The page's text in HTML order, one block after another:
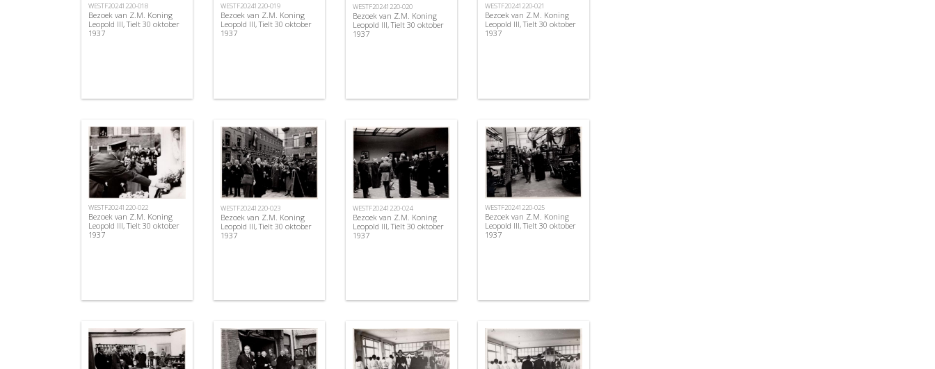
WESTF20241220-018
Bezoek van Z.M. Koning
Leopold III, Tielt 30 oktober
1937
WESTF20241220-019
Bezoek van Z.M. Koning
Leopold III, Tielt 30 oktober
1937
WESTF20241220-020
Bezoek van Z.M. Koning
Leopold III, Tielt 30 oktober
1937
WESTF20241220-021
Bezoek van Z.M. Koning
Leopold III, Tielt 30 oktober
1937
WESTF20241220-022
Bezoek van Z.M. Koning
Leopold III, Tielt 30 oktober
1937
WESTF20241220-023
Bezoek van Z.M. Koning
Leopold III, Tielt 30 oktober
1937
WESTF20241220-024
Bezoek van Z.M. Koning
Leopold III, Tielt 30 oktober
1937
WESTF20241220-025
Bezoek van Z.M. Koning
Leopold III, Tielt 30 oktober
1937